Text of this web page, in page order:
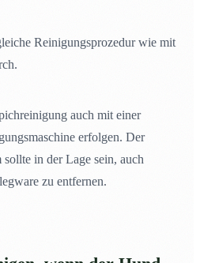
Reinigungsprozedur wie mit
auch mit einer
erfolgen. Der
in der Lage sein, auch
zu entfernen.